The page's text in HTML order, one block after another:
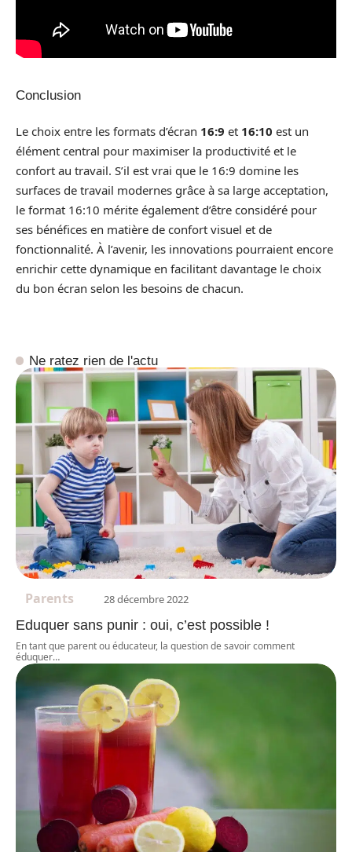
Conclusion
Le choix entre les formats d’écran 16:9 et 16:10 est un
élément central pour maximiser la productivité et le
confort au travail. S’il est vrai que le 16:9 domine les
surfaces de travail modernes grâce à sa large acceptation,
le format 16:10 mérite également d’être considéré pour
ses bénéfices en matière de confort visuel et de
fonctionnalité. À l’avenir, les innovations pourraient encore
enrichir cette dynamique en facilitant davantage le choix
du bon écran selon les besoins de chacun.
Ne ratez rien de l'actu
Parents 28 décembre 2022
Eduquer sans punir : oui, c’est possible !
En tant que parent ou éducateur, la question de savoir comment
éduquer…